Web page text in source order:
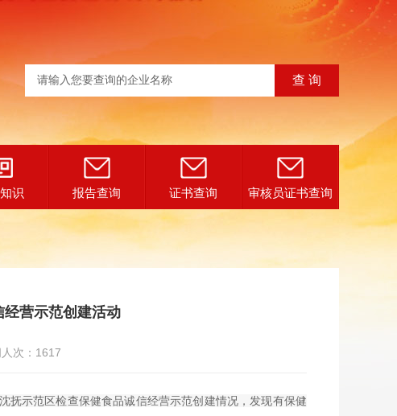
识 报告查询 证书查询 审核员证书查询
营示范创建活动
次：1617
抚示范区检查保健食品诚信经营示范创建情况，发现有保健